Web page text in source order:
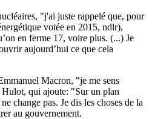
"j'ai juste rappelé que, pour
votée en 2015, ndlr),
en ferme 17, voire plus. (...) Je
aujourd’hui ce que cela
Macron, "je me sens
qui ajoute: "Sur un plan
change pas. Je dis les choses de la
au gouvernement.